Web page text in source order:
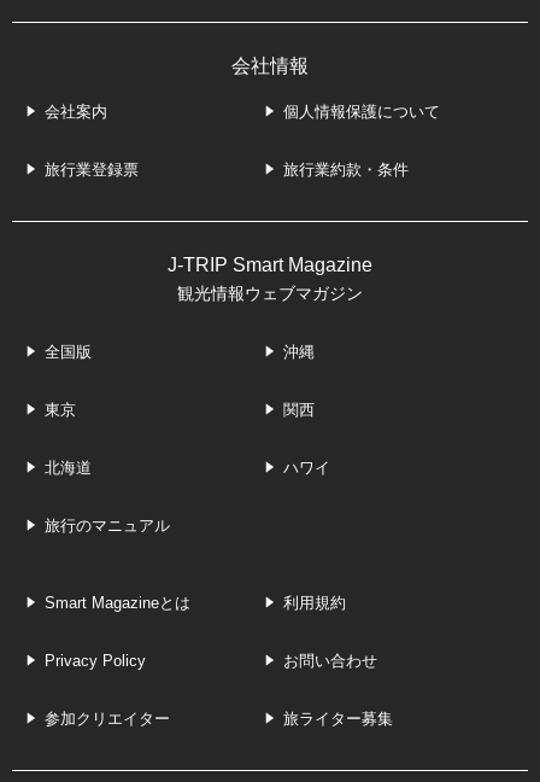
会社情報
会社案内 個人情報保護について
旅行業登録票 旅行業約款・条件
J-TRIP Smart Magazine
観光情報ウェブマガジン
全国版 沖縄
東京 関西
北海道 ハワイ
旅行のマニュアル
Smart Magazineとは 利用規約
Privacy Policy お問い合わせ
参加クリエイター 旅ライター募集